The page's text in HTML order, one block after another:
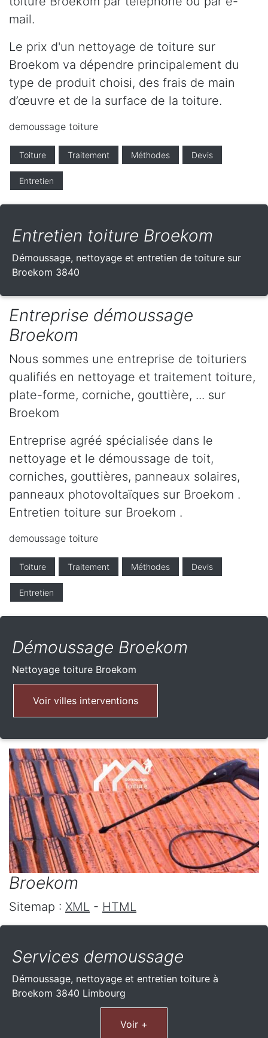
mail.
Le prix d'un nettoyage de toiture sur
Broekom va dépendre principalement du
type de produit choisi, des frais de main
d’œuvre et de la surface de la toiture.
demoussage toiture
Toiture Traitement Méthodes Devis
Entretien
Entretien toiture Broekom
Démoussage, nettoyage et entretien de toiture sur
Broekom 3840
Entreprise démoussage
Broekom
Nous sommes une entreprise de toituriers
qualifiés en nettoyage et traitement toiture,
plate-forme, corniche, gouttière, ... sur
Broekom
Entreprise agréé spécialisée dans le
nettoyage et le démoussage de toit,
corniches, gouttières, panneaux solaires,
panneaux photovoltaïques sur Broekom .
Entretien toiture sur Broekom .
demoussage toiture
Toiture Traitement Méthodes Devis
Entretien
Démoussage Broekom
Nettoyage toiture Broekom
Voir villes interventions
Broekom
Sitemap : XML - HTML
Services demoussage
Démoussage, nettoyage et entretien toiture à
Broekom 3840 Limbourg
Voir +